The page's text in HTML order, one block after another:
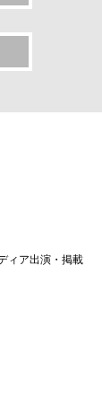
ィア出演・掲載